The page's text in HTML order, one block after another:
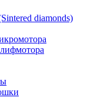
diamonds)